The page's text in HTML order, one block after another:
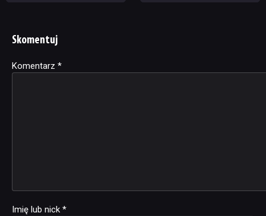
Skomentuj
Komentarz *
Imię lub nick *
Alternative: